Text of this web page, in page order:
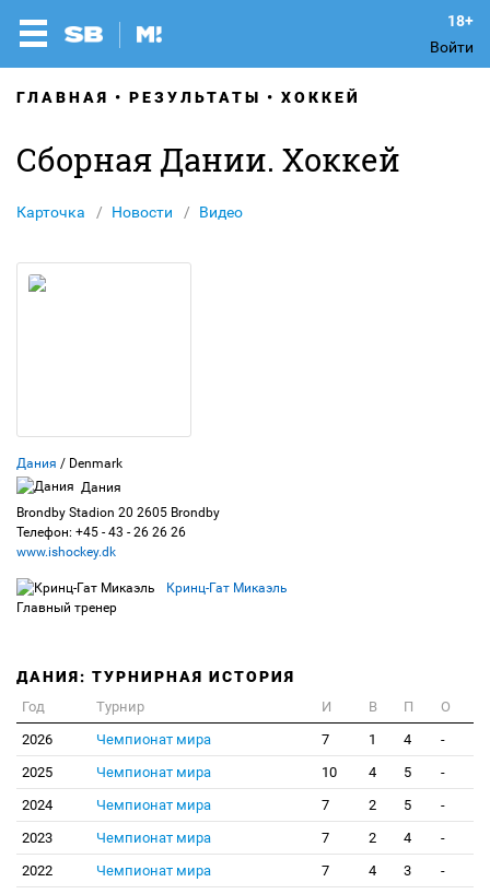
Войти
ГЛАВНАЯ РЕЗУЛЬТАТЫ ХОККЕЙ
Сборная Дании. Хоккей
Карточка Новости Видео
Дания / Denmark
Дания
Brondby Stadion 20 2605 Brondby
Телефон: +45 - 43 - 26 26 26
www.ishockey.dk
Кринц-Гат Микаэль
Главный тренер
ДАНИЯ: ТУРНИРНАЯ ИСТОРИЯ
Год Турнир И В П
О
2026
Чемпионат мира 7 1 4
-
2025
Чемпионат мира 10 4 5
-
2024
Чемпионат мира 7 2 5
-
2023
Чемпионат мира 7 2 4
-
2022
Чемпионат мира 7 4 3
-